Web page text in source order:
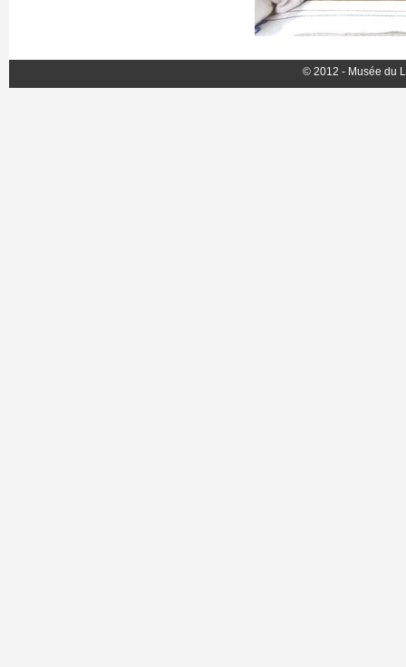
© 2012 - Musée du